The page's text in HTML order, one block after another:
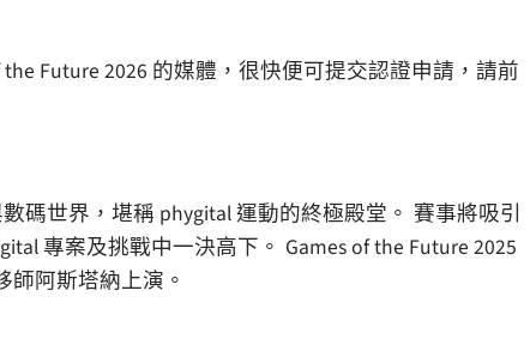
the Future 2026 的媒體，很快便可提交認證申請，請前
碼世界，堪稱 phygital 運動的終極殿堂。 賽事將吸引
專案及挑戰中一決高下。 Games of the Future 2025
師阿斯塔納上演。